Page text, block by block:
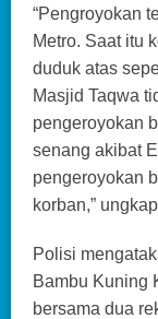
“Pengroyokan
Metro. Saat itu
duduk atas
Masjid Taqwa
pengeroyokan
senang akibat
pengeroyokan
korban,”
Polisi
Bambu Kuning
bersama dua